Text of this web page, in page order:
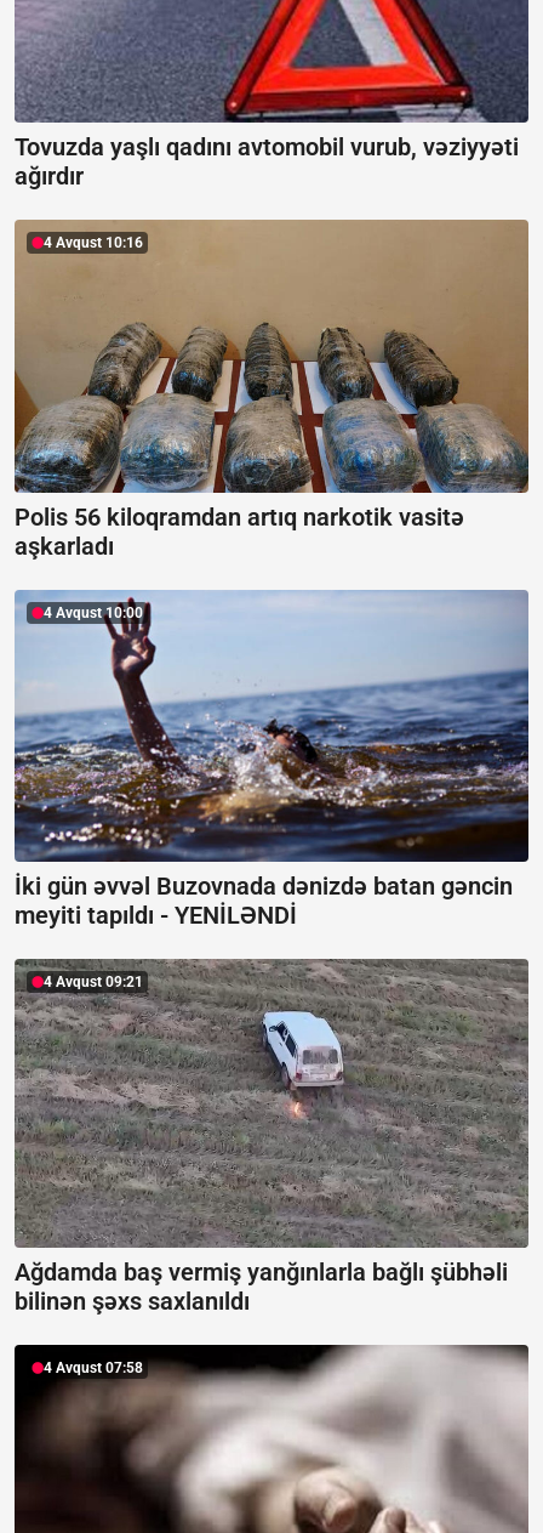
Tovuzda yaşlı qadını avtomobil vurub, vəziyyəti
ağırdır
4 Avqust 10:16
Polis 56 kiloqramdan artıq narkotik vasitə
aşkarladı
4 Avqust 10:00
İki gün əvvəl Buzovnada dənizdə batan gəncin
meyiti tapıldı - YENİLƏNDİ
4 Avqust 09:21
Ağdamda baş vermiş yanğınlarla bağlı şübhəli
bilinən şəxs saxlanıldı
4 Avqust 07:58